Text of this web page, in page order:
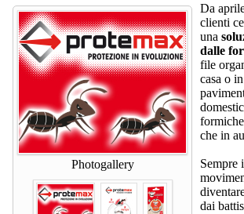
Photogallery
Da
clienti
una
dalle
file
casa o
che in
Sempre
dai